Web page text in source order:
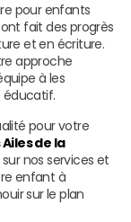
pour enfants
fait des progrès
et en écriture.
approche
à les
éducatif.
pour votre
Ailes de la
nos services et
enfant à
sur le plan